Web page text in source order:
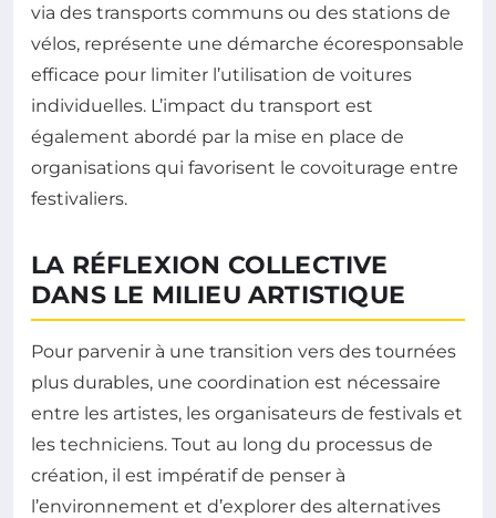
via des transports communs ou des stations de
vélos, représente une démarche écoresponsable
efficace pour limiter l’utilisation de voitures
individuelles. L’impact du transport est
également abordé par la mise en place de
organisations qui favorisent le covoiturage entre
festivaliers.
LA RÉFLEXION COLLECTIVE
DANS LE MILIEU ARTISTIQUE
Pour parvenir à une transition vers des tournées
plus durables, une coordination est nécessaire
entre les artistes, les organisateurs de festivals et
les techniciens. Tout au long du processus de
création, il est impératif de penser à
l’environnement et d’explorer des alternatives